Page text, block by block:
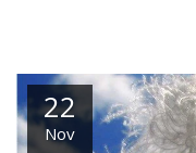
22
Nov